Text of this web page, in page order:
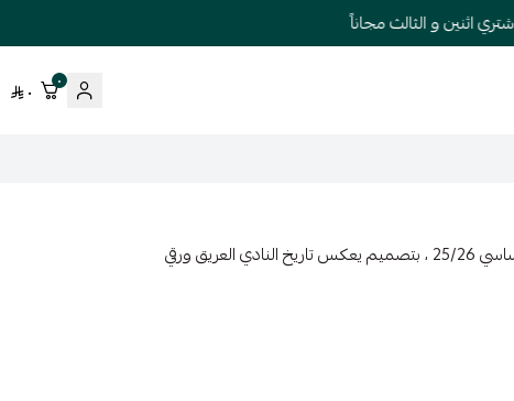
اثنين و الثالث مجاناً
٠ ٠
استمتع الآن بإطلالتك الرياضية مع تيشيرت ريال مدريد الاساسي 25/26 ، بتصميم يعكس تاريخ النادي العريق ورقي